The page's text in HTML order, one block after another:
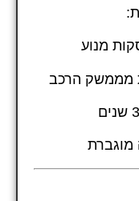
מנוע
מממשק הרכב
מוגברת